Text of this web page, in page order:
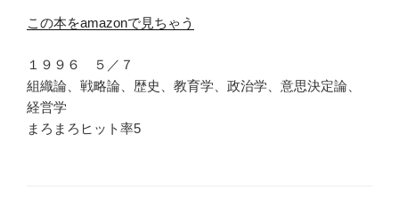
この本をamazonで見ちゃう
１９９６ ５／７
組織論、戦略論、歴史、教育学、政治学、意思決定論、
経営学
まろまろヒット率5